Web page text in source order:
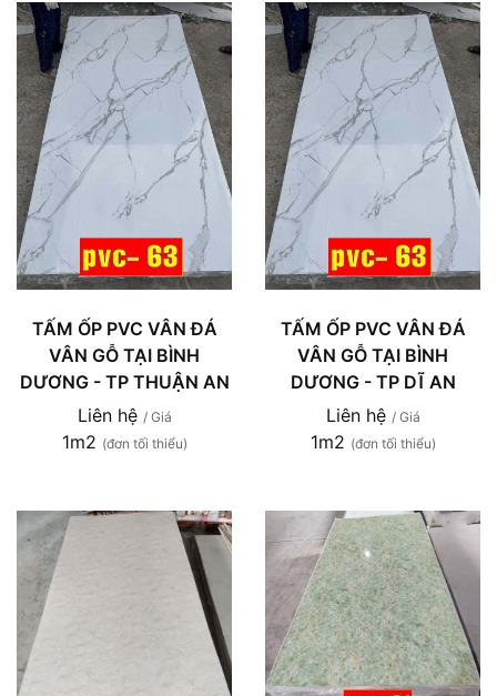
TẤM ỐP PVC VÂN ĐÁ
VÂN GỖ TẠI BÌNH
DƯƠNG - TP THUẬN AN
Liên hệ / Giá
1m2 (đơn tối thiểu)
TẤM ỐP PVC VÂN ĐÁ
VÂN GỖ TẠI BÌNH
DƯƠNG - TP DĨ AN
Liên hệ / Giá
1m2 (đơn tối thiểu)